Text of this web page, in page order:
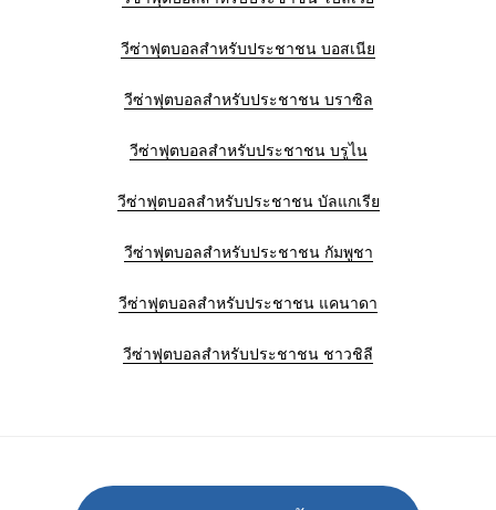
วีซ่าฟุตบอลสำหรับประชาชน บอสเนีย
วีซ่าฟุตบอลสำหรับประชาชน บราซิล
วีซ่าฟุตบอลสำหรับประชาชน บรูไน
วีซ่าฟุตบอลสำหรับประชาชน บัลแกเรีย
วีซ่าฟุตบอลสำหรับประชาชน กัมพูชา
วีซ่าฟุตบอลสำหรับประชาชน แคนาดา
วีซ่าฟุตบอลสำหรับประชาชน ชาวชิลี